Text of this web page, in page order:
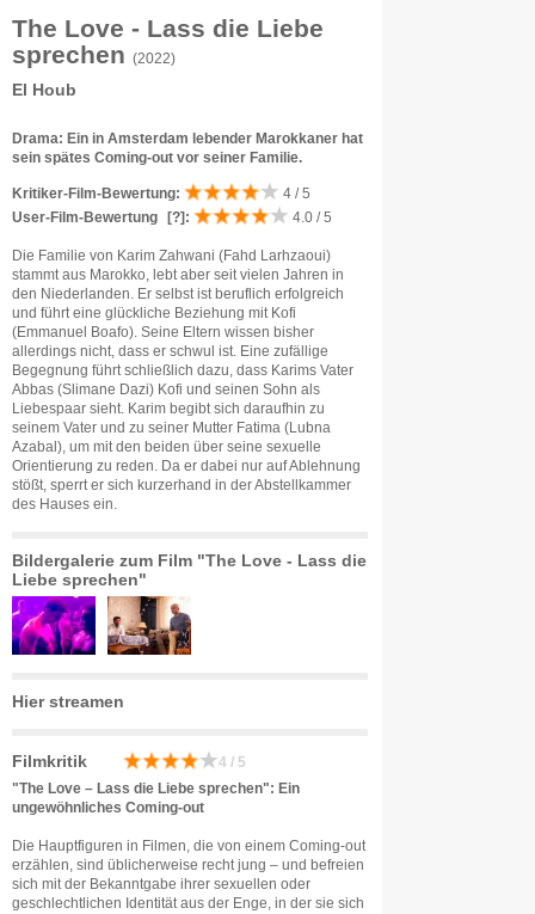
The Love - Lass die Liebe
sprechen (2022)
El Houb
Drama: Ein in Amsterdam lebender Marokkaner hat
sein spätes Coming-out vor seiner Familie.
Kritiker-Film-Bewertung:
4 / 5
User-Film-Bewertung
[?] : 4.0 / 5
Die Familie von Karim Zahwani (Fahd Larhzaoui)
stammt aus Marokko, lebt aber seit vielen Jahren in
den Niederlanden. Er selbst ist beruflich erfolgreich
und führt eine glückliche Beziehung mit Kofi
(Emmanuel Boafo). Seine Eltern wissen bisher
allerdings nicht, dass er schwul ist. Eine zufällige
Begegnung führt schließlich dazu, dass Karims Vater
Abbas (Slimane Dazi) Kofi und seinen Sohn als
Liebespaar sieht. Karim begibt sich daraufhin zu
seinem Vater und zu seiner Mutter Fatima (Lubna
Azabal), um mit den beiden über seine sexuelle
Orientierung zu reden. Da er dabei nur auf Ablehnung
stößt, sperrt er sich kurzerhand in der Abstellkammer
des Hauses ein.
Bildergalerie zum Film "The Love - Lass die
Liebe sprechen"
Hier streamen
Filmkritik 4 / 5
"The Love – Lass die Liebe sprechen": Ein
ungewöhnliches Coming-out
Die Hauptfiguren in Filmen, die von einem Coming-out
erzählen, sind üblicherweise recht jung – und befreien
sich mit der Bekanntgabe ihrer sexuellen oder
geschlechtlichen Identität aus der Enge, in der sie sich